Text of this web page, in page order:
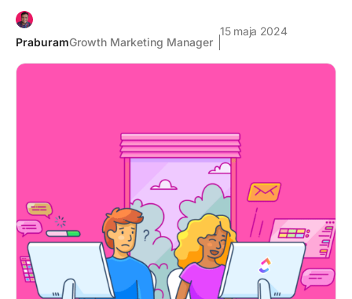
PraburamGrowth Marketing Manager
15 maja 2024